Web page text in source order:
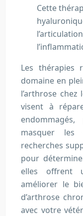
Cette
Les thérapies
domaine en
l’arthrose chez
visent à
masquer les
recherches
pour
elles offrent
améliorer le
d’arthrose
avec votre